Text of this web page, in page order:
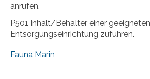
anrufen.
P501 Inhalt/Behälter einer
Entsorgungseinrichtung zuführen.
Fauna Marin